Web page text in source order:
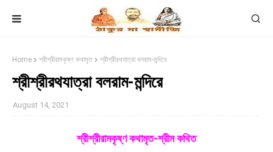
Home শ্রীশ্রীরামকৃষ্ণ কথামৃত শ্রীশ্রীরথযাত্রা বলরাম-মন্দিরে
শ্রীশ্রীরথযাত্রা বলরাম-মন্দিরে
August 14, 2021
শ্রীশ্রীরামকৃষ্ণ কথামৃত-শ্রীম কথিত